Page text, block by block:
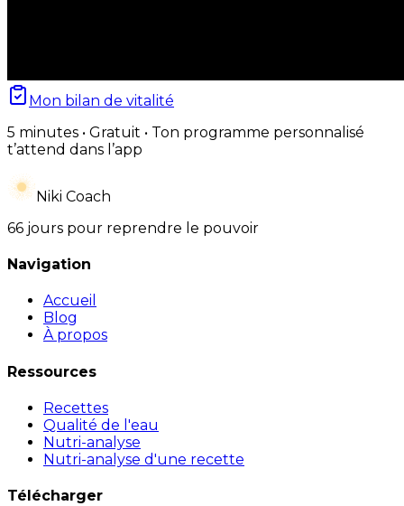
Mon bilan de vitalité
5 minutes • Gratuit • Ton programme personnalisé
t’attend dans l’app
Niki Coach
66 jours pour reprendre le pouvoir
Navigation
Accueil
Blog
À propos
Ressources
Recettes
Qualité de l'eau
Nutri-analyse
Nutri-analyse d'une recette
Télécharger